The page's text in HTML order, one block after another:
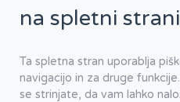
na spletni strani
Ta spletna stran uporablja
navigacijo in za druge
se strinjate, da vam lahko